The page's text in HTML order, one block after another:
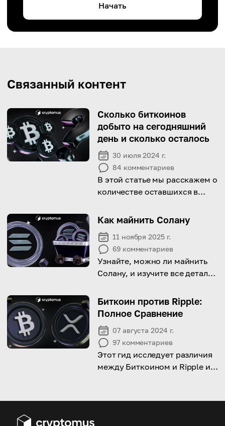
Начать
Связанный контент
Сколько биткоинов
добыто на сегодняшний
день и сколько осталось
30 июля 2024 г.
84 комментариев
В этой статье мы расскажем о
количестве оставшихся в
спрогнозируем дату
майнинга последней монеты.
Как майнить Солану
11 ноября 2025 г.
69 комментариев
Узнайте, можно ли майнить
Солану, и изучите все детали
Биткоин против Ripple:
Полное Сравнение
07 августа 2024 г.
97 комментариев
Этот гид исследует различия
между Биткоином и Ripple и
вас!